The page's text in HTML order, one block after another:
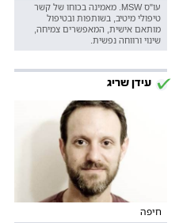
עו"ס MSW. מאמינה בכוחו של קשר
טיפולי מיטיב, בשותפות ובטיפול
מותאם אישית, המאפשרים צמיחה,
שינוי ורווחה נפשית.
עידן שריג
חיפה